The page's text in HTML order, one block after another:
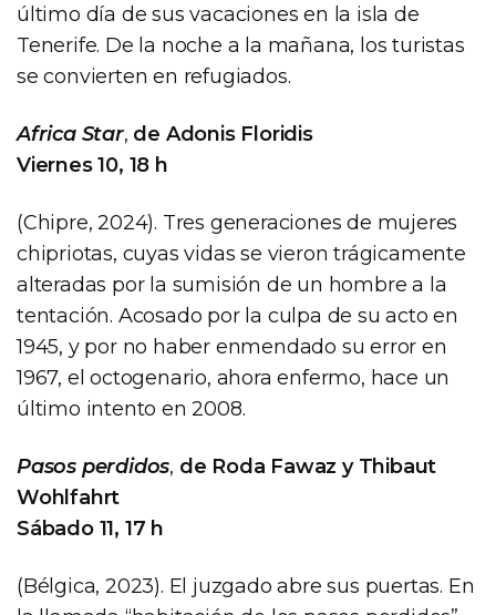
último día de sus vacaciones en la isla de
Tenerife. De la noche a la mañana, los turistas
se convierten en refugiados.
Africa Star, de Adonis Floridis
Viernes 10, 18 h
(Chipre, 2024). Tres generaciones de mujeres
chipriotas, cuyas vidas se vieron trágicamente
alteradas por la sumisión de un hombre a la
tentación. Acosado por la culpa de su acto en
1945, y por no haber enmendado su error en
1967, el octogenario, ahora enfermo, hace un
último intento en 2008.
Pasos perdidos, de Roda Fawaz y Thibaut
Wohlfahrt
Sábado 11, 17 h
(Bélgica, 2023). El juzgado abre sus puertas. En